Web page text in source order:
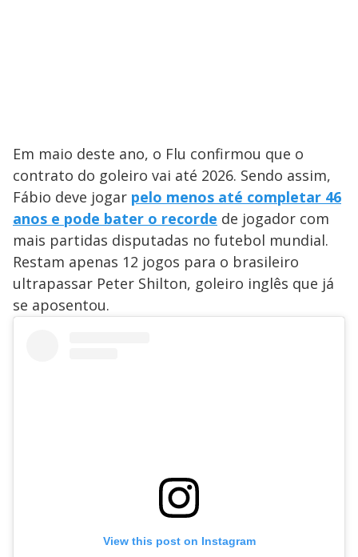
Em maio deste ano, o Flu confirmou que o
contrato do goleiro vai até 2026. Sendo assim,
Fábio deve jogar pelo menos até completar 46
anos e pode bater o recorde de jogador com
mais partidas disputadas no futebol mundial.
Restam apenas 12 jogos para o brasileiro
ultrapassar Peter Shilton, goleiro inglês que já
se aposentou.
View this post on Instagram